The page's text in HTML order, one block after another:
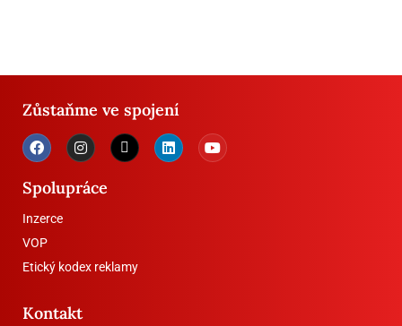
Zůstaňme ve spojení
Spolupráce
Inzerce
VOP
Etický kodex reklamy
Kontakt